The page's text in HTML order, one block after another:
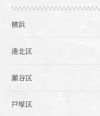
横浜
港北区
瀬谷区
戸塚区